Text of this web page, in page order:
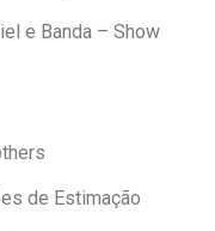
e Banda – Show
de Estimação